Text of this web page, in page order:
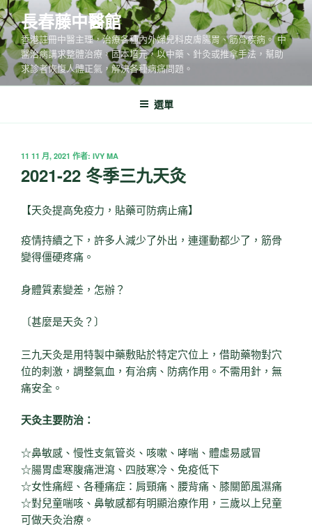
跳
至
主
要
內
長春藤中醫館
香港註冊中醫主理，治療各種內外婦兒科皮膚腸胃、筋骨疾病。 中
醫治病講求整體治療，固本培元，以中藥、針灸或推拿手法，幫助
求診者恢愎人體正氣，解決各種病痛問題。
選單
發
佈
於
11 11 月, 2021 作者: IVY MA
2021-22 冬季三九天灸
【天灸提高免疫力，貼藥可防病止痛】
疫情持續之下，許多人減少了外出，連運動都少了，筋骨
變得僵硬疼痛。
身體質素變差，怎辦？
〔甚麼是天灸？〕
三九天灸是用特製中藥敷貼於特定穴位上，借助藥物對穴
位的刺激，調整氣血，有治病、防病作用。不需用針，無
痛安全。
天灸主要防治：
☆鼻敏感、慢性支氣管炎、咳嗽、哮喘、體虛易感冒
☆腸胃虛寒腹痛泄瀉、四肢寒冷、免疫低下
☆女性痛經、各種痛症：肩頸痛、腰背痛、膝關節風濕痛
☆對兒童喘咳、鼻敏感都有明顯治療作用，三歲以上兒童
可做天灸治療。